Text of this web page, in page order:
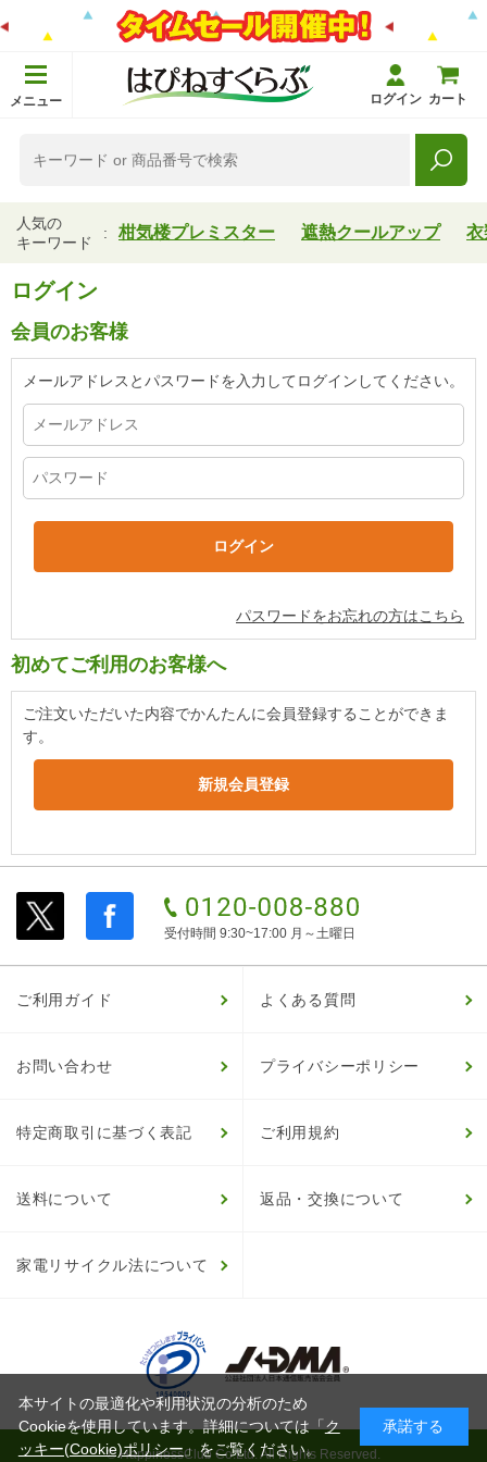
メニュー ログイン カート
人気の
キーワード
柑気楼プレミスター 遮熱クールアップ 衣
ログイン
会員のお客様
メールアドレスとパスワードを入力してログインしてください。
パスワードをお忘れの方はこちら
初めてご利用のお客様へ
ご注文いただいた内容でかんたんに会員登録することができま
す。
受付時間 9:30~17:00 月～土曜日
ご利用ガイド よくある質問
お問い合わせ プライバシーポリシー
特定商取引に基づく表記 ご利用規約
送料について 返品・交換について
家電リサイクル法について
© HappinessClub Co.Ltd. All Rights Reserved.
本サイトの最適化や利用状況の分析のため
Cookieを使用しています。詳細については「ク
ッキー(Cookie)ポリシー」をご覧ください。
承諾する